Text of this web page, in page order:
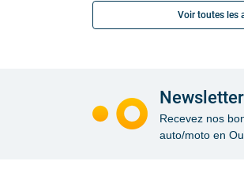
Voir toutes les
Newsletter
Recevez nos
auto/moto en